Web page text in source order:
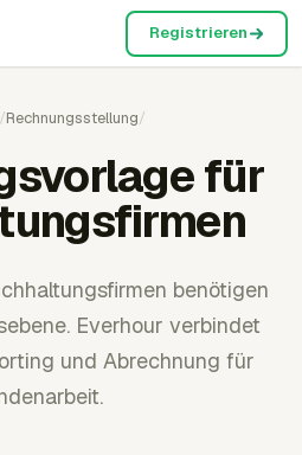
Registrieren
Rechnungsstellung/
für
benötigen
Everhour verbindet
und Abrechnung für